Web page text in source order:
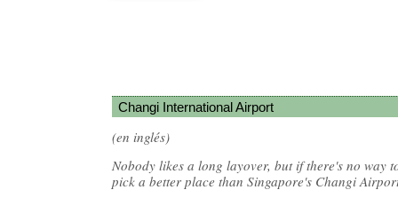
Changi International Airport
(en inglés)
Nobody likes a long layover, but if there's no way
pick a better place than Singapore's Changi